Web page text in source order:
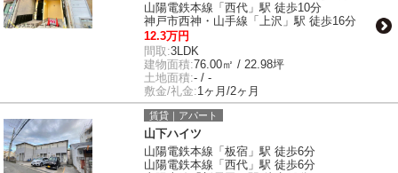
山陽電鉄本線「西代」駅 徒歩10分
神戸市西神・山手線「上沢」駅 徒歩16分
12.3万円
間取:3LDK
建物面積:76.00㎡ / 22.98坪
土地面積:- / -
敷金/礼金:1ヶ月/2ヶ月
賃貸｜アパート
山下ハイツ
山陽電鉄本線「板宿」駅 徒歩6分
山陽電鉄本線「西代」駅 徒歩6分